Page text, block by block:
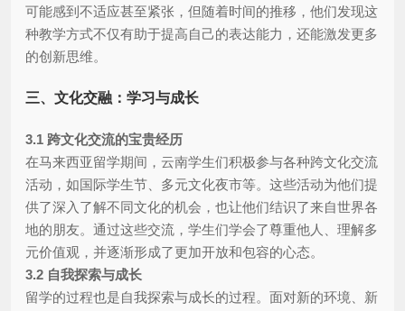
可能感到不适应甚至紧张，但随着时间的推移，他们发现这
种教学方式不仅有助于提高自己的表达能力，还能激发更多
的创新思维。
三、文化交融：学习与成长
3.1 跨文化交流的宝贵经历
在马来西亚留学期间，云南学生们积极参与各种跨文化交流
活动，如国际学生节、多元文化夜市等。这些活动为他们提
供了深入了解不同文化的机会，也让他们结识了来自世界各
地的朋友。通过这些交流，学生们学会了尊重他人、理解多
元价值观，并逐渐形成了更加开放和包容的心态。
3.2 自我探索与成长
留学的过程也是自我探索与成长的过程。面对新的环境、新